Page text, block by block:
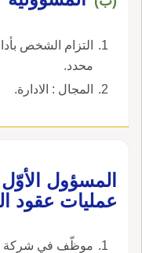
التزام الشخص
محدد.
المجال : الادارة.
المسؤول
عمليات عقود
موظّف في شركة